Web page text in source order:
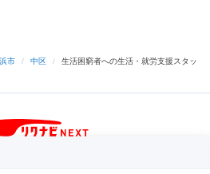
市 / 中区 /
生活困窮者への生活・就労支援スタッ